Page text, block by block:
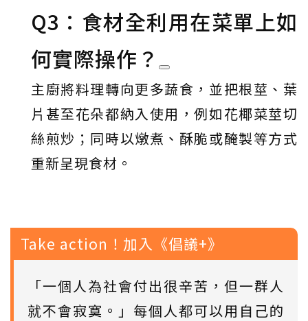
Q3：食材全利用在菜單上如
何實際操作？
主廚將料理轉向更多蔬食，並把根莖、葉
片甚至花朵都納入使用，例如花椰菜莖切
絲煎炒；同時以燉煮、酥脆或醃製等方式
重新呈現食材。
Take action！加入《倡議+》
「一個人為社會付出很辛苦，但一群人
就不會寂寞。」每個人都可以用自己的